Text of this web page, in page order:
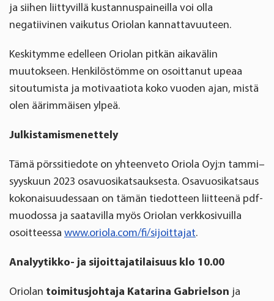
ja siihen liittyvillä kustannuspaineilla voi olla
negatiivinen vaikutus Oriolan kannattavuuteen.
Keskitymme edelleen Oriolan pitkän aikavälin
muutokseen. Henkilöstömme on osoittanut upeaa
sitoutumista ja motivaatiota koko vuoden ajan, mistä
olen äärimmäisen ylpeä.
Julkistamismenettely
Tämä pörssitiedote on yhteenveto Oriola Oyj:n tammi–
syyskuun 2023 osavuosikatsauksesta. Osavuosikatsaus
kokonaisuudessaan on tämän tiedotteen liitteenä pdf-
muodossa ja saatavilla myös Oriolan verkkosivuilla
osoitteessa www.oriola.com/fi/sijoittajat.
Analyytikko- ja sijoittajatilaisuus klo 10.00
Oriolan toimitusjohtaja Katarina Gabrielson ja